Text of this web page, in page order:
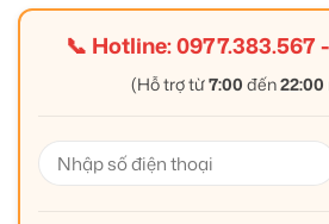
📞 Hotline:0977.383.567-
(Hỗ trợ từ7:00 đến22:00